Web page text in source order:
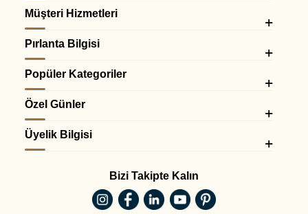
Müşteri Hizmetleri
Pırlanta Bilgisi
Popüler Kategoriler
Özel Günler
Üyelik Bilgisi
Bizi Takipte Kalın